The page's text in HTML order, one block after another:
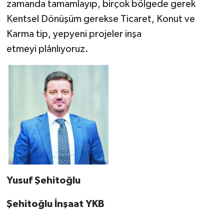
zamanda tamamlayıp, birçok bölgede gerek
Kentsel Dönüşüm gerekse Ticaret, Konut ve
Karma tip, yepyeni projeler inşa
etmeyi plânlıyoruz.
Yusuf Şehitoğlu
Şehitoğlu İnşaat YKB